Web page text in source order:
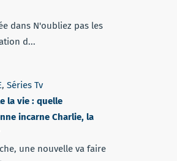
dans N'oubliez pas les
d...
, Séries Tv
la vie : quelle
incarne Charlie, la
une nouvelle va faire